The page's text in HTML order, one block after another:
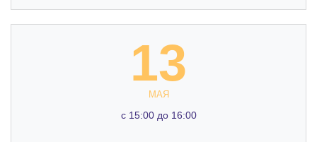
13
МАЯ
c 15:00 до 16:00